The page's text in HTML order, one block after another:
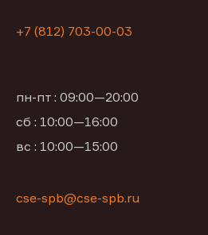
+7 (812) 703-00-03
пн-пт : 09:00—20:00
сб : 10:00—16:00
вс : 10:00—15:00
cse-spb@cse-spb.ru